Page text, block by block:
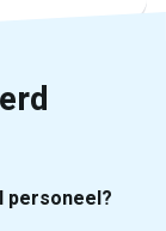
personeel?